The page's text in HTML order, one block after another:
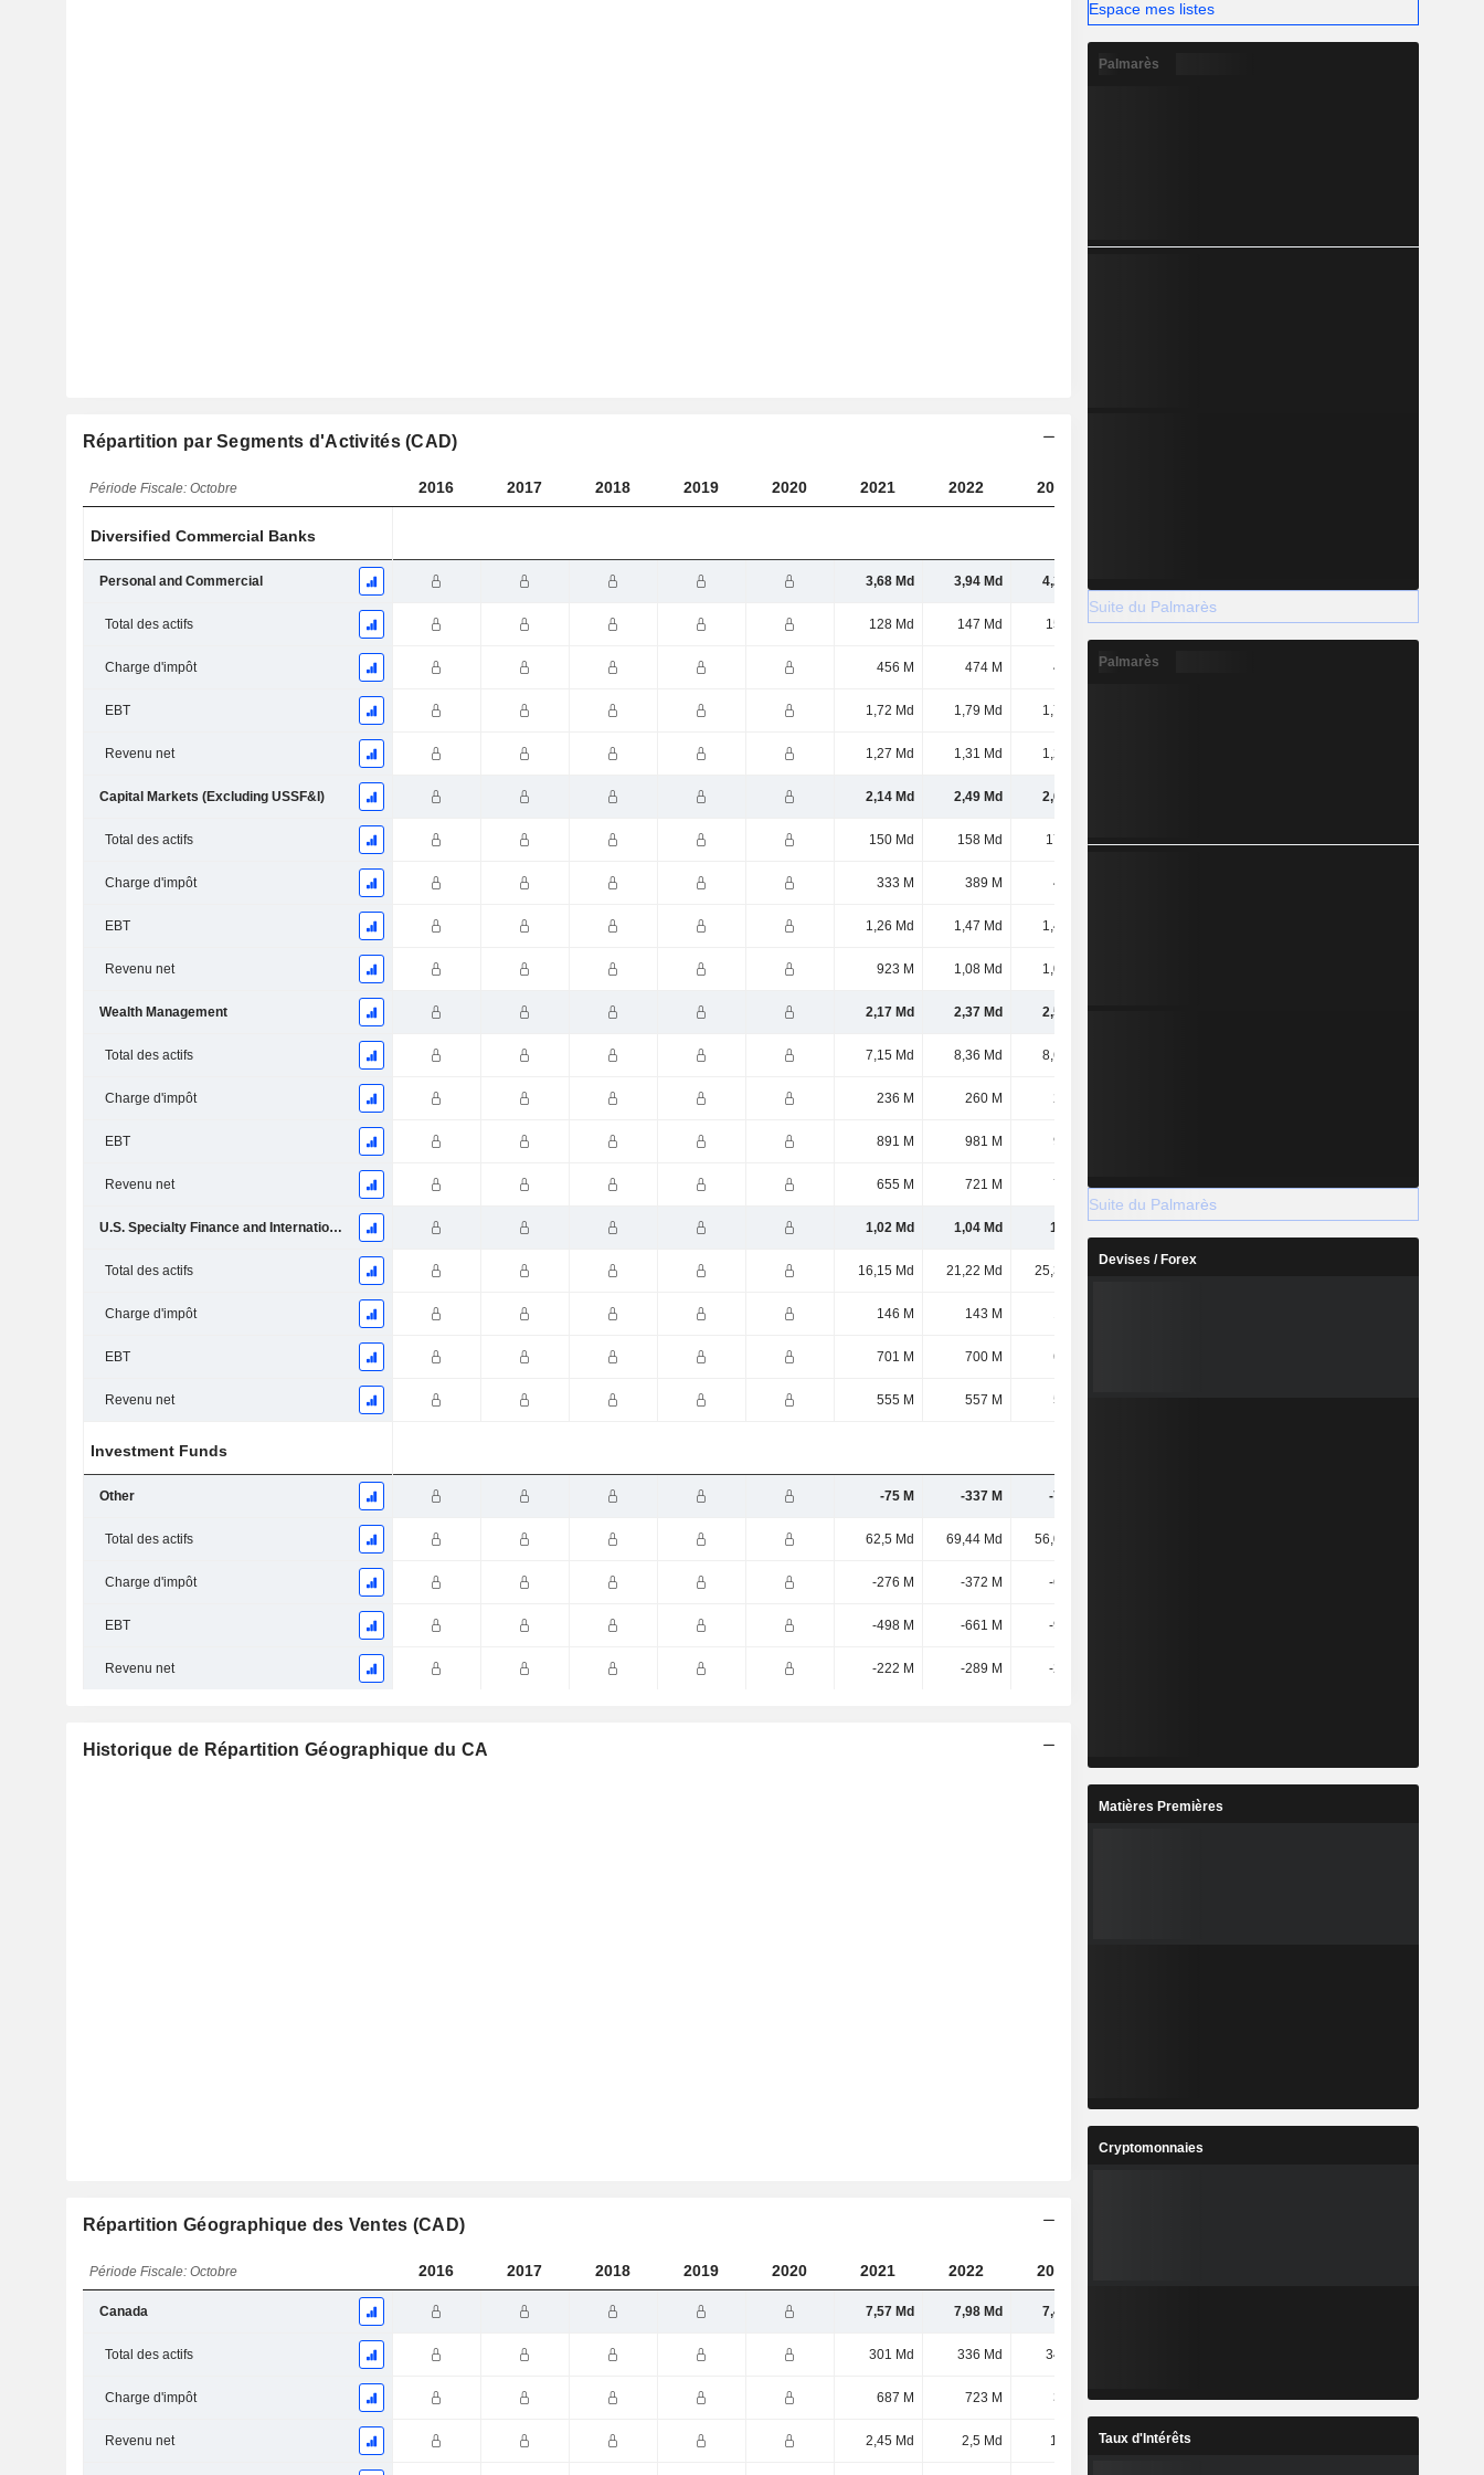
Répartition par Segments d'Activités (CAD)
Période Fiscale: Octobre 2016 2017 2018 2019 2020 2021 2022 2023
Diversified Commercial Banks
Personal and Commercial 3,68 Md 3,94 Md 4,28 Md
Total des actifs 128 Md 147 Md 155 Md 165 Md 220 Md
Charge d'impôt 456 M 474 M 486 M 509 M
EBT 1,72 Md 1,79 Md 1,77 Md
Revenu net 1,27 Md 1,31 Md 1,28 Md
Capital Markets (Excluding USSF&I) 2,14 Md 2,49 Md 2,62 Md
Total des actifs 150 Md 158 Md 179 Md
Charge d'impôt 333 M 389 M 401 M
EBT 1,26 Md 1,47 Md 1,46 Md
Revenu net 923 M 1,08 Md 1,06 Md
Wealth Management 2,17 Md 2,37 Md 2,52 Md
Total des actifs 7,15 Md 8,36 Md 8,67 Md
Charge d'impôt 236 M 260 M 271 M
EBT 891 M 981 M 985 M
Revenu net 655 M 721 M 714 M 837 M 976 M
U.S. Specialty Finance and International (USSF&I) 1,02 Md 1,04 Md 1,1 Md
Total des actifs 16,15 Md 21,22 Md 25,31 Md
Charge d'impôt 146 M 143 M
EBT 701 M 700 M 694 M
Revenu net 555 M 557 M 548 M
Investment Funds
Other -75 M -337 M -737 M
Total des actifs 62,5 Md 69,44 Md 56,09 Md
Charge d'impôt -276 M -372 M -667 M
EBT -498 M -661 M -931 M
Revenu net -222 M -289 M -264 M
Historique de Répartition Géographique du CA
Répartition Géographique des Ventes (CAD)
Période Fiscale: Octobre 2016 2017 2018 2019 2020 2021 2022 2023
Canada 7,57 Md 7,98 Md 7,43 Md
Total des actifs 301 Md 336 Md 348 Md
Charge d'impôt 687 M 723 M 371 M 629 M 666 M
Revenu net 2,45 Md 2,5 Md 1,8 Md 1,8 Md
Espace mes listes
Palmarès
Suite du Palmarès
Palmarès
Suite du Palmarès
Devises / Forex
Matières Premières
Cryptomonnaies
Taux d'Intérêts